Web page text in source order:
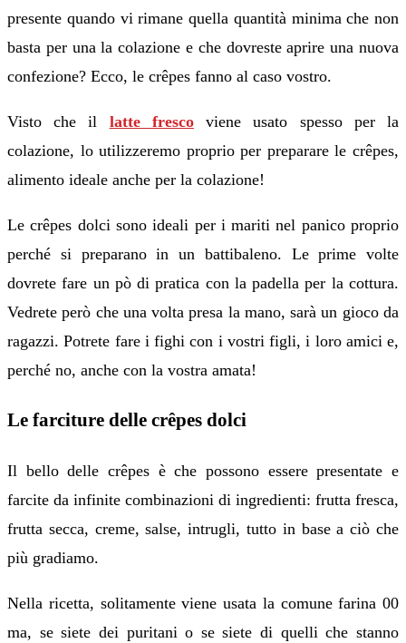
presente quando vi rimane quella quantità minima che non
basta per una la colazione e che dovreste aprire una nuova
confezione? Ecco, le crêpes fanno al caso vostro.
Visto che il latte frescoviene usato spesso per la
colazione, lo utilizzeremo proprio per preparare le crêpes,
alimento ideale anche per la colazione!
Le crêpes dolci sono ideali per i mariti nel panico proprio
perché si preparano in un battibaleno. Le prime volte
dovrete fare un pò di pratica con la padella per la cottura.
Vedrete però che una volta presa la mano, sarà un gioco da
ragazzi. Potrete fare i fighi con i vostri figli, i loro amici e,
perché no, anche con la vostra amata!
Le farciture delle crêpes dolci
Il bello delle crêpes è che possono essere presentate e
farcite da infinite combinazioni di ingredienti: frutta fresca,
frutta secca, creme, salse, intrugli, tutto in base a ciò che
più gradiamo.
Nella ricetta, solitamente viene usata la comune farina 00
ma, se siete dei puritani o se siete di quelli che stanno